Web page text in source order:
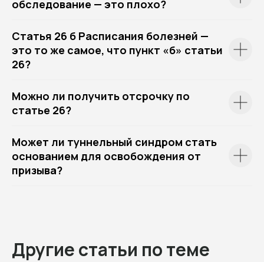
обследование — это плохо?
Статья 26 б Расписания болезней —
это то же самое, что пункт «б» статьи
26?
Можно ли получить отсрочку по
статье 26?
Может ли туннельный синдром стать
основанием для освобождения от
призыва?
Другие статьи по теме